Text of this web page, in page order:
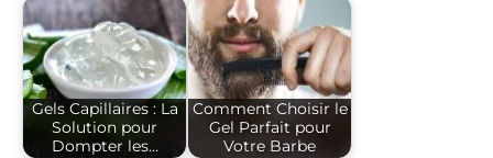
Gels Capillaires : La
Solution pour
Dompter les…
Comment Choisir le
Gel Parfait pour
Votre Barbe